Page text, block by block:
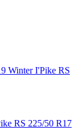
RS 225/50 R17